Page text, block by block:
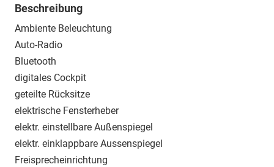
Beschreibung
Ambiente Beleuchtung
Auto-Radio
Bluetooth
digitales Cockpit
geteilte Rücksitze
elektrische Fensterheber
elektr. einstellbare Außenspiegel
elektr. einklappbare Aussenspiegel
Freisprecheinrichtung